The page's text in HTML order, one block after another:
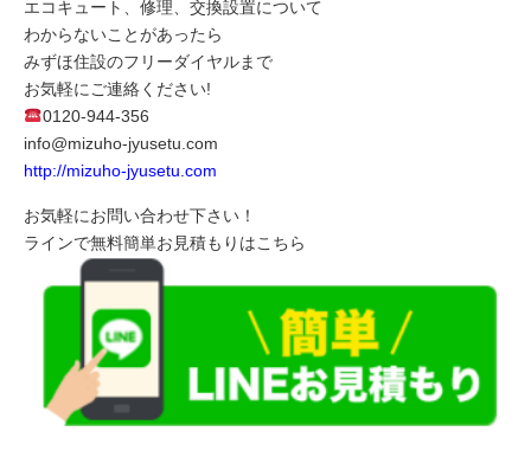
エコキュート、修理、交換設置について
わからないことがあったら
みずほ住設のフリーダイヤルまで
お気軽にご連絡ください!
0120-944-356
info@mizuho-jyusetu.com
http://mizuho-jyusetu.com
お気軽にお問い合わせ下さい！
ラインで無料簡単お見積もりはこちら